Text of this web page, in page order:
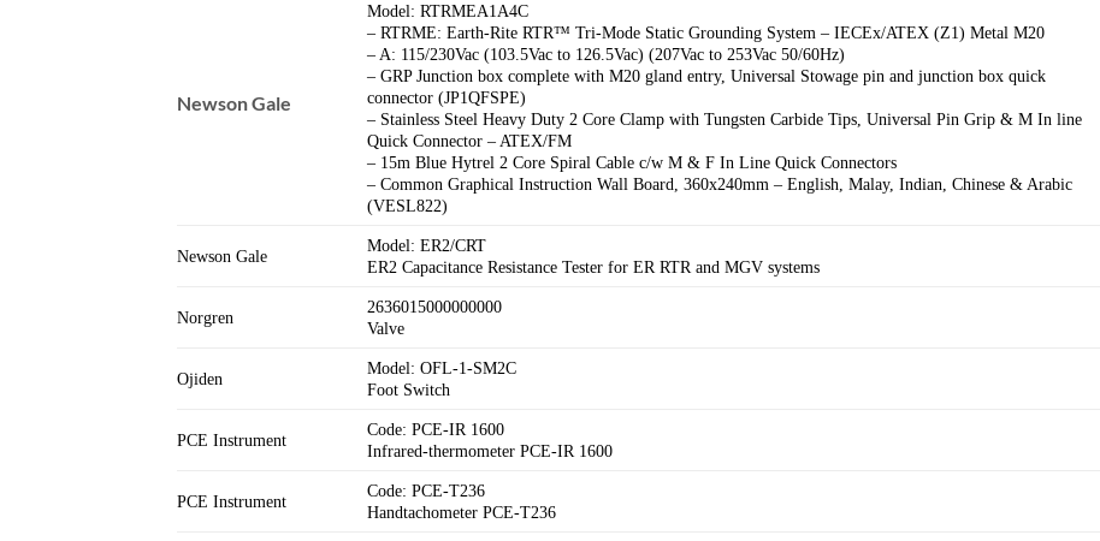
Newson Gale
Model: RTRMEA1A4C
– RTRME: Earth-Rite RTR™ Tri-Mode Static Grounding System – IECEx/ATEX (Z1) Metal M20
– A: 115/230Vac (103.5Vac to 126.5Vac) (207Vac to 253Vac 50/60Hz)
– GRP Junction box complete with M20 gland entry, Universal Stowage pin and junction box quick
connector (JP1QFSPE)
– Stainless Steel Heavy Duty 2 Core Clamp with Tungsten Carbide Tips, Universal Pin Grip & M In line
Quick Connector – ATEX/FM
– 15m Blue Hytrel 2 Core Spiral Cable c/w M & F In Line Quick Connectors
– Common Graphical Instruction Wall Board, 360x240mm – English, Malay, Indian, Chinese & Arabic
(VESL822)
Newson Gale
Model: ER2/CRT
ER2 Capacitance Resistance Tester for ER RTR and MGV systems
Norgren
2636015000000000
Valve
Ojiden
Model: OFL-1-SM2C
Foot Switch
PCE Instrument
Code: PCE-IR 1600
Infrared-thermometer PCE-IR 1600
PCE Instrument
Code: PCE-T236
Handtachometer PCE-T236